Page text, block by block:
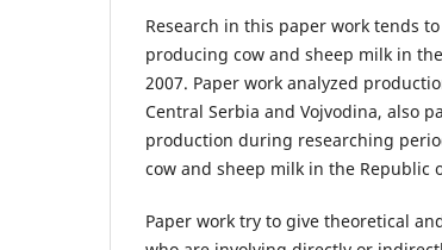
Research in this paper work tends
producing cow and sheep milk in
2007. Paper work analyzed
Central Serbia and Vojvodina, also
production during researching
cow and sheep milk in the Republic
Paper work try to give theoretical